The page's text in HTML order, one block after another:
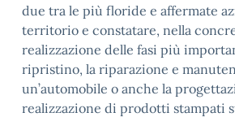
due tra le più floride e affermate
territorio e constatare, nella
realizzazione delle fasi più
ripristino, la riparazione e
un’automobile o anche la
realizzazione di prodotti stampati